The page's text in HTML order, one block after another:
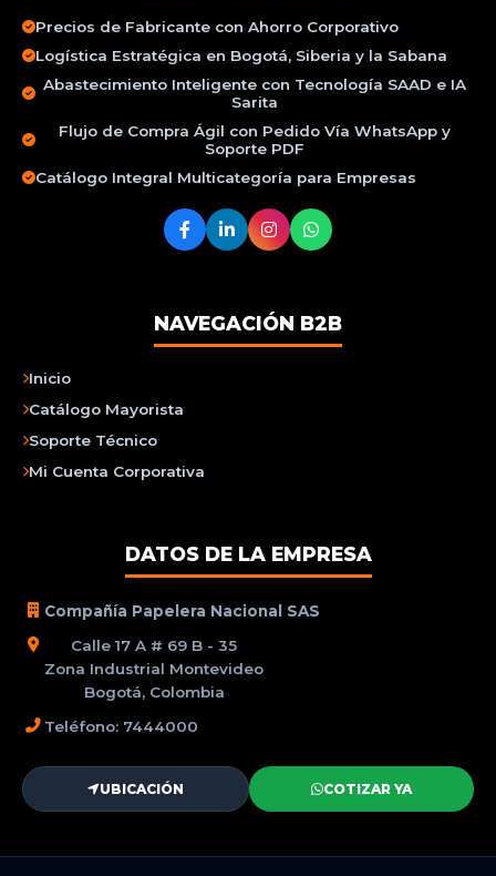
Precios de Fabricante con Ahorro Corporativo
Logística Estratégica en Bogotá, Siberia y la Sabana
Abastecimiento Inteligente con Tecnología SAAD e IA
Sarita
Flujo de Compra Ágil con Pedido Vía WhatsApp y
Soporte PDF
Catálogo Integral Multicategoría para Empresas
NAVEGACIÓN B2B
Inicio
Catálogo Mayorista
Soporte Técnico
Mi Cuenta Corporativa
DATOS DE LA EMPRESA
Compañía Papelera Nacional SAS
Calle 17 A # 69 B - 35
Zona Industrial Montevideo
Bogotá, Colombia
Teléfono: 7444000
UBICACIÓN COTIZAR YA